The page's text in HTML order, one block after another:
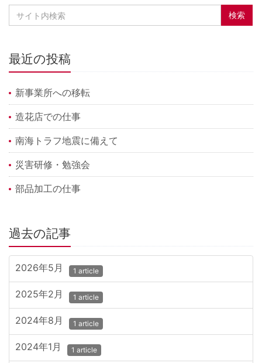
最近の投稿
新事業所への移転
造花店での仕事
南海トラフ地震に備えて
災害研修・勉強会
部品加工の仕事
過去の記事
2026年5月 1 article
2025年2月 1 article
2024年8月 1 article
2024年1月 1 article